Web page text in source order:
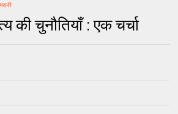
की चुनौतियाँ : एक चर्चा